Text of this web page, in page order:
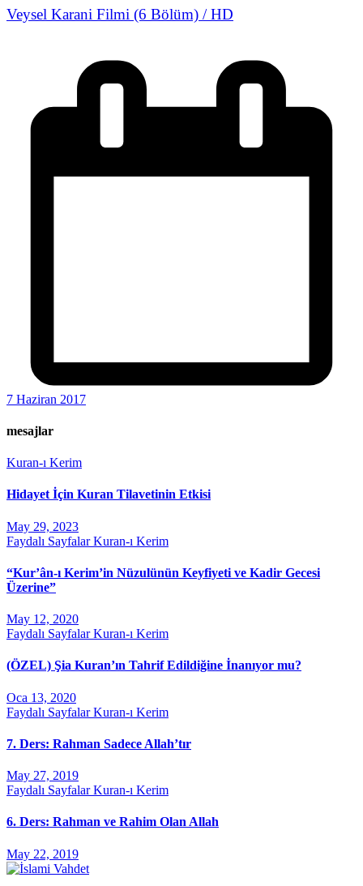
Veysel Karani Filmi (6 Bölüm) / HD
7 Haziran 2017
mesajlar
Kuran-ı Kerim
Hidayet İçin Kuran Tilavetinin Etkisi
May 29, 2023
Faydalı SayfalarKuran-ı Kerim
“Kur’ân-ı Kerim’in Nüzulünün Keyfiyeti ve Kadir Gecesi
Üzerine”
May 12, 2020
Faydalı SayfalarKuran-ı Kerim
(ÖZEL) Şia Kuran’ın Tahrif Edildiğine İnanıyor mu?
Oca 13, 2020
Faydalı SayfalarKuran-ı Kerim
7. Ders: Rahman Sadece Allah’tır
May 27, 2019
Faydalı SayfalarKuran-ı Kerim
6. Ders: Rahman ve Rahim Olan Allah
May 22, 2019